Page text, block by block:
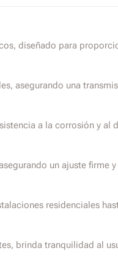
diseñado para
asegurando una
a la corrosión y al
un ajuste firme
residenciales
brinda tranquilidad al